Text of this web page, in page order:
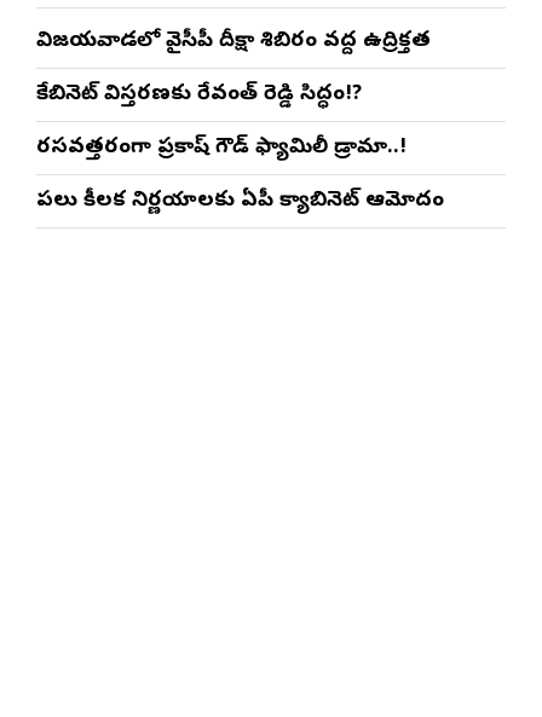
విజయవాడలో వైసీపీ దీక్షా శిబిరం వద్ద ఉద్రిక్తత
కేబినెట్ విస్తరణకు రేవంత్ రెడ్డి సిద్ధం!?
రసవత్తరంగా ప్రకాష్ గౌడ్ ఫ్యామిలీ డ్రామా..!
పలు కీలక నిర్ణయాలకు ఏపీ క్యాబినెట్ ఆమోదం